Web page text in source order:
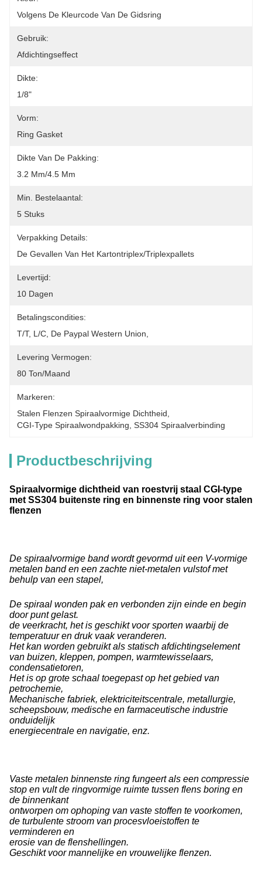
Volgens De Kleurcode Van De Gidsring
Gebruik:
Afdichtingseffect
Dikte:
1/8"
Vorm:
Ring Gasket
Dikte Van De Pakking:
3.2 Mm/4.5 Mm
Min. Bestelaantal:
5 Stuks
Verpakking Details:
De Gevallen Van Het Kartontriplex/triplexpallets
Levertijd:
10 Dagen
Betalingscondities:
T/T, L/C, De Paypal Western Union,
Levering Vermogen:
80 Ton/maand
Markeren:
Stalen Flenzen Spiraalvormige Dichtheid
CGI-Type Spiraalwondpakking SS304 Spiraalverbinding
Productbeschrijving
Spiraalvormige dichtheid van roestvrij staal CGI-type
met SS304 buitenste ring en binnenste ring voor stalen
flenzen
De spiraalvormige band wordt gevormd uit een V-vormige
metalen band en een zachte niet-metalen vulstof met
behulp van een stapel,
De spiraal wonden pak en verbonden zijn einde en begin
door punt gelast.
de veerkracht, het is geschikt voor sporten waarbij de
temperatuur en druk vaak veranderen.
Het kan worden gebruikt als statisch afdichtingselement
van buizen, kleppen, pompen, warmtewisselaars,
condensatietoren,
Het is op grote schaal toegepast op het gebied van
petrochemie,
Mechanische fabriek, elektriciteitscentrale, metallurgie,
scheepsbouw, medische en farmaceutische industrie
onduidelijk
energiecentrale en navigatie, enz.
Vaste metalen binnenste ring fungeert als een compressie
stop en vult de ringvormige ruimte tussen flens boring en
de binnenkant
ontworpen om ophoping van vaste stoffen te voorkomen,
de turbulente stroom van procesvloeistoffen te
verminderen en
erosie van de flenshellingen.
Geschikt voor mannelijke en vrouwelijke flenzen.